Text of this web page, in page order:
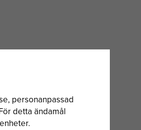
personanpassad
detta ändamål